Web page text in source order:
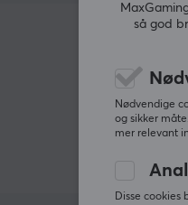
så god
Nødvendige
og sikker
mer relevant
Disse cookies